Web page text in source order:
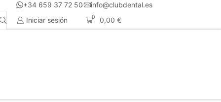
+34 659 37 72 50
info@clubdental.es
Iniciar sesión
0 0,00 €